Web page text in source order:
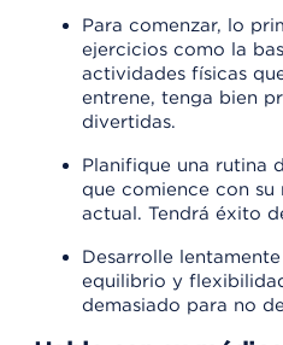
Para comenzar, lo
ejercicios como la
actividades físicas
entrene, tenga bien
divertidas.
Planifique una rutina
que comience con
actual. Tendrá éxito
Desarrolle
equilibrio y
demasiado para no